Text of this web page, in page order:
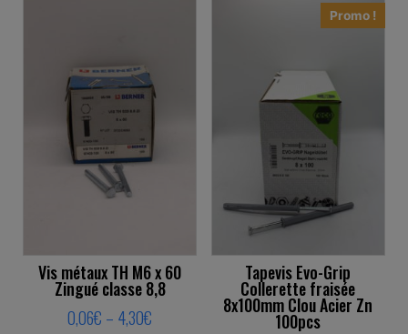
Vis métaux TH M6 x 60
Zingué classe 8,8
0,06€ – 4,30€ Price range: 0,06€ through 4,30€
Promo !
Tapevis Evo-Grip
Collerette fraisée
8x100mm Clou Acier Zn
100pcs